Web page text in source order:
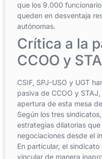
que los 9.000
queden en desventaja
autónomas.
Crítica a la
CCOO y
CSIF, SPJ-USO y UGT
pasiva de CCOO y
apertura de esta mesa
Según los tres
estrategias dilatorias
negociaciones desde el
En particular, el
vincular de manera